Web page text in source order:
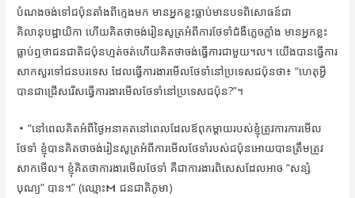
បំណងចង់ទៅជប៉ុនតាំងពីក្មេងមក មានអ្នកខ្លះធ្លាប់មានបទពិសោធន៍ជា
គិលានុបដ្ឋាយិកា ហើយគិតថាចង់រៀនសូត្រអំពីការថែទាំជំងឺភ្លេចភ្លាំង មានអ្នកខ្លះ
ធ្លាប់ឮថាជនជាតិជប៉ុនហ្មត់ចត់ហើយគិតថាចង់ធ្វើការជាមួយ។ល។ យើងបានធ្វើការ
សាកសួរទៅជនបរទេស ដែលធ្វើការងារមើលថែទាំនៅប្រទេសជប៉ុនថា៖ “ហេតុអ្វី
បានជាជ្រើសរើសធ្វើការងារមើលថែទាំនៅប្រទេសជប៉ុន?”។
・“នៅពេលគិតអំពីថ្ងៃអនាគតនៅពេលដែលឪពុកម្ដាយរបស់ខ្ញុំត្រូវការការមើល
ថែទាំ ខ្ញុំបានគិតថាចង់រៀនសូត្រអំពីការមើលថែទាំរបស់ជប៉ុនអោយបានត្រឹមត្រូវ
សាកមើល។ ខ្ញុំគិតថាការងារមើលថែទាំ គឺជាការងារពិសេសដែលអាច “សន្សំ
បុណ្យ” បាន។” (ឈ្មោះＭ ជនជាតិភូមា)